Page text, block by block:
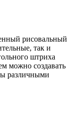
рисовальный
так и
штриха
можно создавать
различными